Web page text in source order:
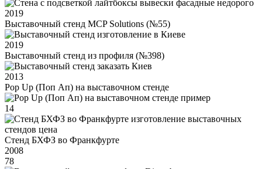
2019
Выставочный стенд MCP Solutions (№55)
2019
Выставочный стенд из профиля (№398)
2013
Pop Up (Поп Ап) на выставочном стенде
14
Стенд БХФЗ во Франкфурте
2008
78